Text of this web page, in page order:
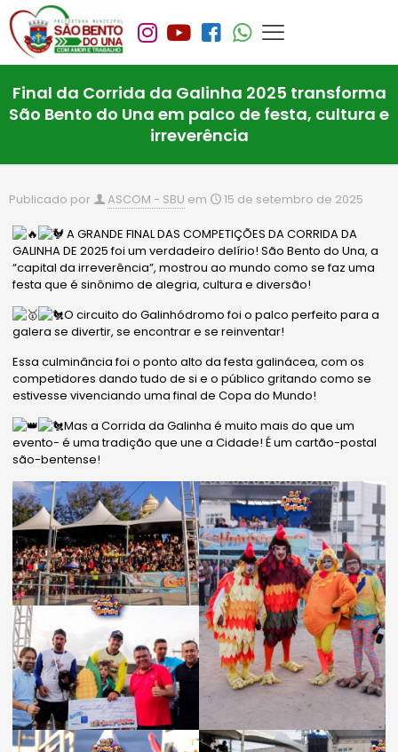
Final da Corrida da Galinha 2025 transforma
São Bento do Una em palco de festa, cultura e
irreverência
Publicado por ASCOM - SBU em 15 de setembro de 2025
A GRANDE FINAL DAS COMPETIÇÕES DA CORRIDA DA
GALINHA DE 2025 foi um verdadeiro delírio! São Bento do Una, a
“capital da irreverência”, mostrou ao mundo como se faz uma
festa que é sinônimo de alegria, cultura e diversão!
O circuito do Galinhódromo foi o palco perfeito para a
galera se divertir, se encontrar e se reinventar!
Essa culminância foi o ponto alto da festa galinácea, com os
competidores dando tudo de si e o público gritando como se
estivesse vivenciando uma final de Copa do Mundo!
Mas a Corrida da Galinha é muito mais do que um
evento- é uma tradição que une a Cidade! É um cartão-postal
são-bentense!